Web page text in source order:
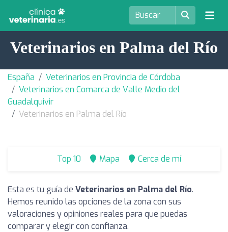
Veterinarios en Palma del Río
España
Veterinarios en Provincia de Córdoba
Veterinarios en Comarca de Valle Medio del
Guadalquivir
Veterinarios en Palma del Río
Top 10 Mapa Cerca de mí
Esta es tu guía de Veterinarios en Palma del Río.
Hemos reunido las opciones de la zona con sus
valoraciones y opiniones reales para que puedas
comparar y elegir con confianza.